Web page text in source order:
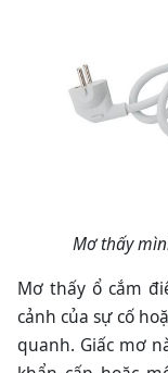
Mơ thấy
Mơ thấy ổ cắm
cảnh của sự cố
quanh. Giấc mơ